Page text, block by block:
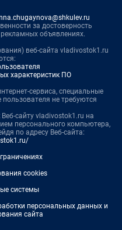
за достоверность
объявлениях.
веб-сайта vladivostok1.ru
характеристик ПО
сервиса, специальные
пользователя не требуются
сайту vladivostok1.ru на
персонального компьютера,
по адресу Веб-сайта:
cookies
системы
персональных данных и
сайта